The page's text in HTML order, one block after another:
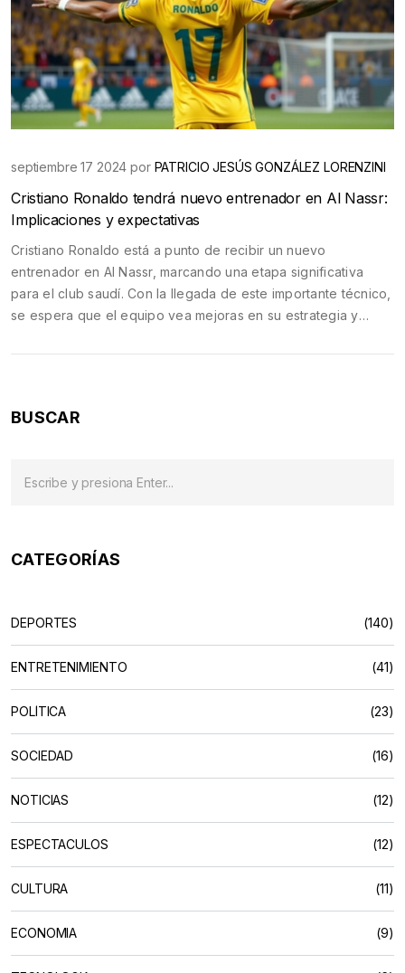
septiembre 17 2024 por PATRICIO JESÚS GONZÁLEZ LORENZINI
Cristiano Ronaldo tendrá nuevo entrenador en Al Nassr:
Implicaciones y expectativas
Cristiano Ronaldo está a punto de recibir un nuevo
entrenador en Al Nassr, marcando una etapa significativa
para el club saudí. Con la llegada de este importante técnico,
se espera que el equipo vea mejoras en su estrategia y
BUSCAR
CATEGORÍAS
DEPORTES (140)
ENTRETENIMIENTO (41)
POLÍTICA (23)
SOCIEDAD (16)
NOTICIAS (12)
ESPECTACULOS (12)
CULTURA (11)
ECONOMIA (9)